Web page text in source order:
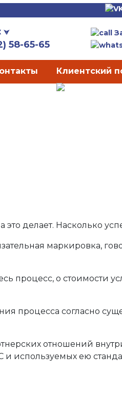
58-65-65
Клиентский
делает. Насколько
маркировка,
процесс, о стоимости
процесса согласно
отношений
используемых ею